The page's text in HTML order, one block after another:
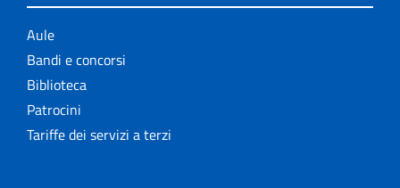
Aule
Bandi e concorsi
Biblioteca
Patrocini
Tariffe dei servizi a terzi